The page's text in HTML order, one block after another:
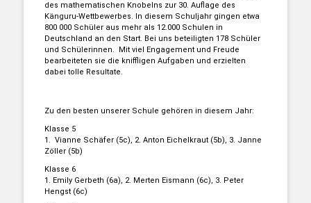
des mathematischen Knobelns zur 30. Auflage des
Känguru-Wettbewerbes. In diesem Schuljahr gingen etwa
800 000 Schüler aus mehr als 12.000 Schulen in
Deutschland an den Start. Bei uns beteiligten 178 Schüler
und Schülerinnen. Mit viel Engagement und Freude
bearbeiteten sie die kniffligen Aufgaben und erzielten
dabei tolle Resultate.
Zu den besten unserer Schule gehören in diesem Jahr:
Klasse 5
1. Vianne Schäfer (5c), 2. Anton Eichelkraut (5b), 3. Janne
Zöller (5b)
Klasse 6
1. Emily Gerbeth (6a), 2. Merten Eismann (6c), 3. Peter
Hengst (6c)